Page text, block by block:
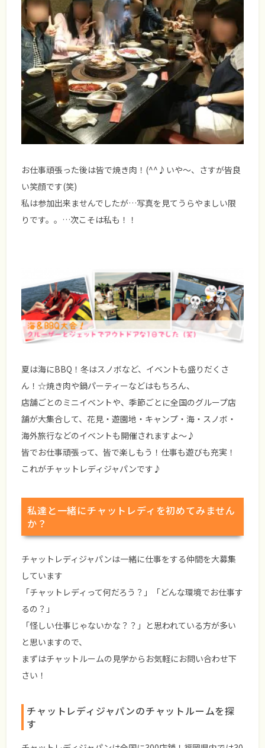
お仕事頑張った後は皆で焼き肉！(^^♪いや～、さすが皆良
い笑顔です(笑)
私は参加出来ませんでしたが…写真を見てうらやましい限
りです。。…次こそは私も！！
夏は海にBBQ！冬はスノボなど、イベントも盛りだくさ
ん！☆焼き肉や鍋パーティーなどはもちろん、
店舗ごとのミニイベントや、季節ごとに全国のグループ店
舗が大集合して、花見・遊園地・キャンプ・海・スノボ・
海外旅行などのイベントも開催されますよ～♪
皆でお仕事頑張って、皆で楽しもう！ 仕事も遊びも充実！
これがチャットレディジャパンです♪
私達と一緒にチャットレディを初めてみません
か？
チャットレディジャパンは一緒に仕事をする仲間を大募集
しています
「チャットレディって何だろう？」「どんな環境でお仕事す
るの？」
「怪しい仕事じゃないかな？？」と思われている方が多い
と思いますので、
まずはチャットルームの見学からお気軽にお問い合わせ下
さい！
チャットレディジャパンのチャットルームを探
す